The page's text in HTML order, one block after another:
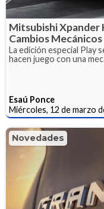
Mitsubishi Xpander
Cambios Mecánicos
La edición especial Play
hacen juego con una
Esaú Ponce
Miércoles, 12 de marzo
Novedades